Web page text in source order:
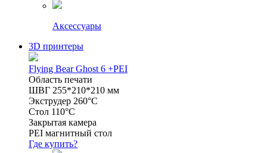
Аксессуары
3D принтеры
Flying Bear Ghost 6 +PEI
Область печати
ШВГ 255*210*210 мм
Экструдер 260°C
Стол 110°C
Закрытая камера
PEI магнитный стол
Где купить?